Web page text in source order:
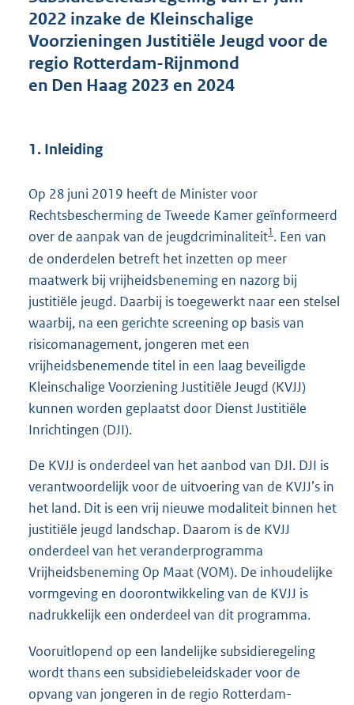
d
s
g
o
o
,
M
b
2022 inzake de Kleinschalige
Voorzieningen Justitiële Jeugd voor de
regio Rotterdam-Rijnmond
en Den Haag 2023 en 2024
1. Inleiding
Op 28 juni 2019 heeft de Minister voor
Rechtsbescherming de Tweede Kamer geïnformeerd
over de aanpak van de jeugdcriminaliteit1. Een van
de onderdelen betreft het inzetten op meer
maatwerk bij vrijheidsbeneming en nazorg bij
justitiële jeugd. Daarbij is toegewerkt naar een stelsel
waarbij, na een gerichte screening op basis van
risicomanagement, jongeren met een
vrijheidsbenemende titel in een laag beveiligde
Kleinschalige Voorziening Justitiële Jeugd (KVJJ)
kunnen worden geplaatst door Dienst Justitiële
Inrichtingen (DJI).
De KVJJ is onderdeel van het aanbod van DJI. DJI is
verantwoordelijk voor de uitvoering van de KVJJ’s in
het land. Dit is een vrij nieuwe modaliteit binnen het
justitiële jeugd landschap. Daarom is de KVJJ
onderdeel van het veranderprogramma
Vrijheidsbeneming Op Maat (VOM). De inhoudelijke
vormgeving en doorontwikkeling van de KVJJ is
nadrukkelijk een onderdeel van dit programma.
Vooruitlopend op een landelijke subsidieregeling
wordt thans een subsidiebeleidskader voor de
opvang van jongeren in de regio Rotterdam-